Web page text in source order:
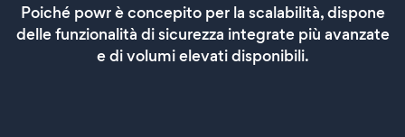
Poiché powr è concepito per la scalabilità, dispone
delle funzionalità di sicurezza integrate più avanzate
e di volumi elevati disponibili.